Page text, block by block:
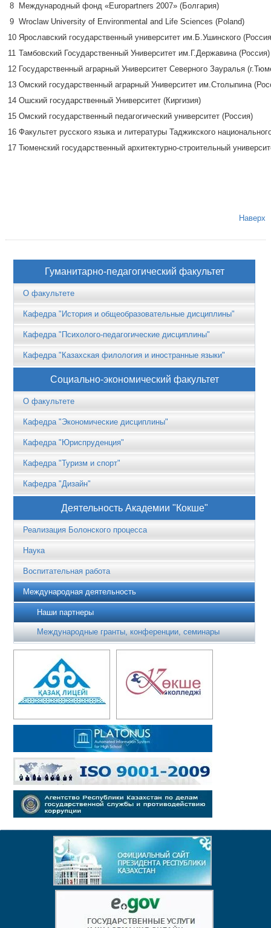
8
Международный фонд «Europartners 2007» (Болгария)
9 Wroclaw University of Environmental and Life Sciences (Poland)
10 Ярославский государственный университет им.Б.Ушинского
11 Тамбовский Государственный Университет им.Г.Державина (Россия)
12 Государственный аграрный Университет Северного Зауралья
13 Омский государственный аграрный Университет им.Столыпина
14 Ошский государственный Университет (Киргизия)
15 Омский государственный педагогический университет (Россия)
16 Факультет русского языка и литературы Таджикского
17 Тюменский государственный архитектурно-строительный
Наверх
Гуманитарно-педагогический факультет
О факультете
Кафедра "История и общеобразовательные дисциплины"
Кафедра "Психолого-педагогические дисциплины"
Кафедра "Казахская филология и иностранные языки"
Социально-экономический факультет
О факультете
Кафедра "Экономические дисциплины"
Кафедра "Юриспруденция"
Кафедра "Туризм и спорт"
Кафедра "Дизайн"
Деятельность Академии "Кокше"
Реализация Болонского процесса
Наука
Воспитательная работа
Международная деятельность
Наши партнеры
Международные гранты, конференции, семинары